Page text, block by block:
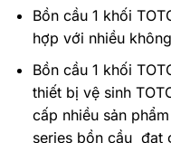
Bồn cầu 1 khối
hợp với nhiều
Bồn cầu 1 khối
thiết bị vệ sinh
cấp nhiều sản
series bồn cầu đạt